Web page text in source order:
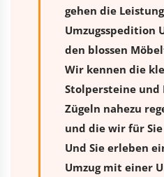
gehen die
Umzugsspedition
den blossen
Wir kennen die
Stolpersteine und
Zügeln nahezu
und die wir für
Und Sie erleben
Umzugmit einer